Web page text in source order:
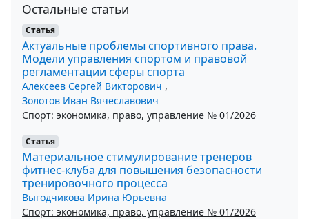
Остальные статьи
Статья
Актуальные проблемы спортивного права.
Модели управления спортом и правовой
регламентации сферы спорта
Алексеев Сергей Викторович ,
Золотов Иван Вячеславович
Спорт: экономика, право, управление № 01/2026
Статья
Материальное стимулирование тренеров
фитнес-клуба для повышения безопасности
тренировочного процесса
Выгодчикова Ирина Юрьевна
Спорт: экономика, право, управление № 01/2026